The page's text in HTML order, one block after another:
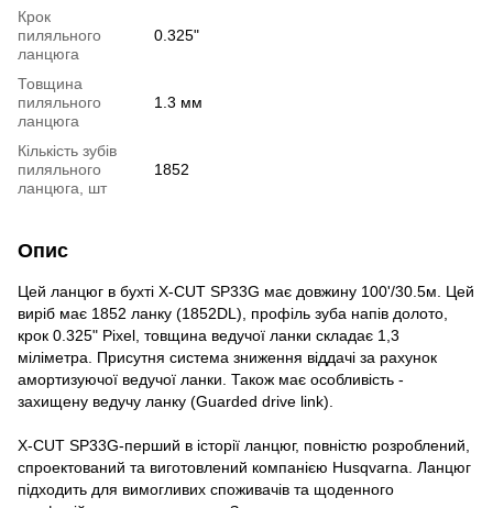
Крок
пиляльного
ланцюга
0.325"
Товщина
пиляльного
ланцюга
1.3 мм
Кількість зубів
пиляльного
ланцюга, шт
1852
Опис
Цей ланцюг в бухті X-CUT SP33G має довжину 100'/30.5м. Цей
виріб має 1852 ланку (1852DL), профіль зуба напів долото,
крок 0.325" Pixel, товщина ведучої ланки складає 1,3
міліметра. Присутня система зниження віддачі за рахунок
амортизуючої ведучої ланки. Також має особливість -
захищену ведучу ланку (Guarded drive link).
X-CUT SP33G-перший в історії ланцюг, повністю розроблений,
спроектований та виготовлений компанією Husqvarna. Ланцюг
підходить для вимогливих споживачів та щоденного